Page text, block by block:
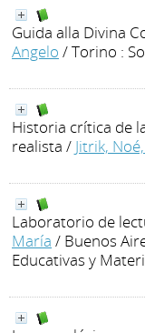
Guida alla Divina
Angelo / Torino :
Historia crítica de
realista / Jitrik,
Laboratorio de
María / Buenos
Educativas y